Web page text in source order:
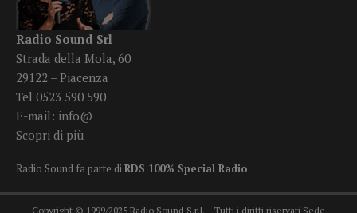
Radio Sound Srl
Strada della Mola, 60
29122 – Piacenza
Tel 0523 590 590
E-mail: info@
Scopri di più
Radio Sound fa parte diRDS 100% Special Radio.
Copyright © 1999/2025 Radio Sound S.r.l. - Tutti i diritti riservati Sede